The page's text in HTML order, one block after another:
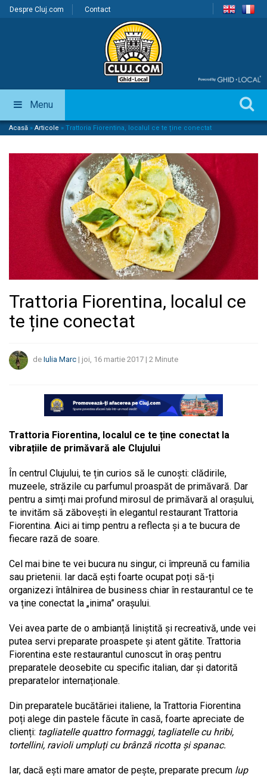
Despre Cluj.com Contact
Menu
Acasă » Articole » Trattoria Fiorentina, localul ce te ține conectat
Trattoria Fiorentina, localul ce
te ține conectat
de Iulia Marc | joi, 16 martie 2017 | 2 Minute
Trattoria Fiorentina, localul ce te ține conectat la
vibrațiile de primăvară ale Clujului
În centrul Clujului, te țin curios să le cunoști: clădirile,
muzeele, străzile cu parfumul proaspăt de primăvară. Dar
pentru a simți mai profund mirosul de primăvară al orașului,
te invităm să zăbovești în elegantul restaurant Trattoria
Fiorentina. Aici ai timp pentru a reflecta și a te bucura de
fiecare rază de soare.
Cel mai bine te vei bucura nu singur, ci împreună cu familia
sau prietenii. Iar dacă ești foarte ocupat poți să-ți
organizezi întâlnirea de business chiar în restaurantul ce te
va ține conectat la „inima” orașului.
Vei avea parte de o ambianță liniștită și recreativă, unde vei
putea servi preparate proaspete și atent gătite. Trattoria
Fiorentina este restaurantul cunoscut în oraș pentru
preparatele deosebite cu specific italian, dar și datorită
preparatelor internaționale.
Din preparatele bucătăriei italiene, la Trattoria Fiorentina
poți alege din pastele făcute în casă, foarte apreciate de
clienți: tagliatelle quattro formaggi, tagliatelle cu hribi,
tortellini, ravioli umpluți cu brânză ricotta și spanac.
Iar, dacă ești mare amator de pește, preparate precum lup